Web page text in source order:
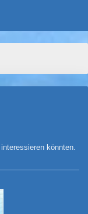
könnten.